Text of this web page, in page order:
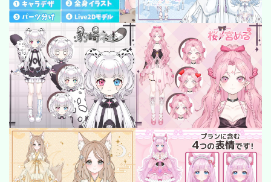
公園
施設
レストラン/カフェ
田舎
病院
神社/寺院
街
SF/ファンタジー